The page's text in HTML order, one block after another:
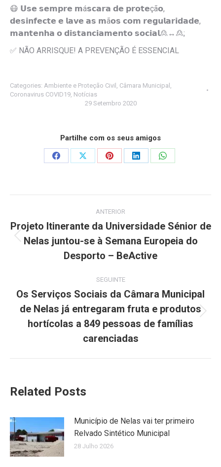
😷 𝗨𝘀𝗲 𝘀𝗲𝗺𝗽𝗿𝗲 𝗺á𝘀𝗰𝗮𝗿𝗮 𝗱𝗲 𝗽𝗿𝗼𝘁𝗲çã𝗼,
𝗱𝗲𝘀𝗶𝗻𝗳𝗲𝗰𝘁𝗲 𝗲 𝗹𝗮𝘃𝗲 𝗮𝘀 𝗺ã𝗼𝘀 𝗰𝗼𝗺 𝗿𝗲𝗴𝘂𝗹𝗮𝗿𝗶𝗱𝗮𝗱𝗲,
𝗺𝗮𝗻𝘁𝗲𝗻𝗵𝗮 𝗼 𝗱𝗶𝘀𝘁𝗮𝗻𝗰𝗶𝗮𝗺𝗲𝗻𝘁𝗼 𝘀𝗼𝗰𝗶𝗮𝗹🙎 ↔️ 🙎;
✅ NÃO ARRISQUE! A PREVENÇÃO É ESSENCIAL
Categories: Ambiente e Proteção Civil , Câmara Municipal ,
Coronavirus COVID19, Notícias
29 Setembro 2020
Partilhe com os seus amigos
Share
Share
Share
Share
Share
navigation
ANTERIOR
Previous
post:
Projeto Itinerante da Universidade Sénior de
Nelas juntou-se à Semana Europeia do
Desporto – BeActive
SEGUINTE
post:
Os Serviços Sociais da Câmara Municipal
de Nelas já entregaram fruta e produtos
hortícolas a 849 pessoas de famílias
carenciadas
Related Posts
Município de Nelas vai ter primeiro
Relvado Sintético Municipal
28 Julho 2026